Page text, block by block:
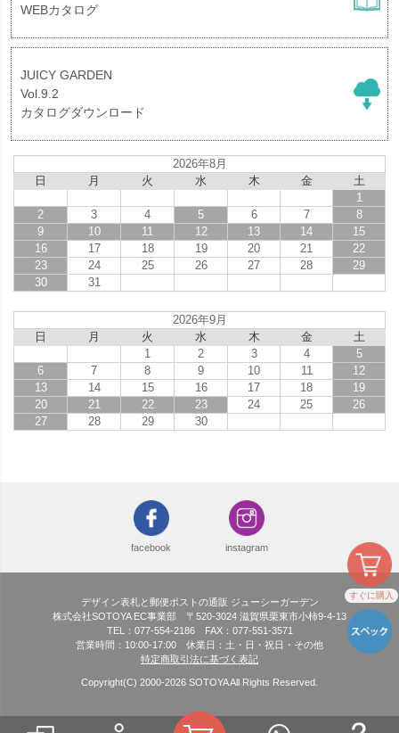
すぐに購入
WEBカタログ
JUICY GARDEN
Vol.9.2
カタログダウンロード
2026年8月
日
月 火 水 木 金
土
1
2
3 4 5 6 7
8
9
10 11 12 13 14
15
16
17 18 19 20 21
22
23
24 25 26 27 28
29
30
31
2026年9月
日
月 火 水 木 金
土
1
2 3 4
5
6
7 8 9 10 11
12
13
14 15 16 17 18
19
20
21 22 23 24 25
26
27
28 29 30
facebook instagram
デザイン表札と郵便ポストの通販 ジューシーガーデン
株式会社SOTOYA EC事業部 〒520-3024 滋賀県栗東市小柿9-4-13
TEL：077-554-2186 FAX：077-551-3571
営業時間：10:00-17:00 休業日：土・日・祝日・その他
特定商取引法に基づく表記
Copyright(C) 2000-2026 SOTOYA All Rights Reserved.